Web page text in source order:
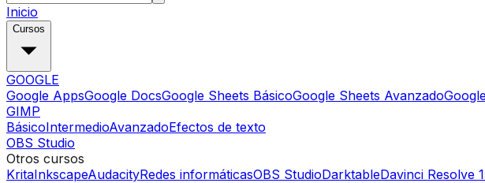
Inicio
Cursos
GOOGLE
Google AppsGoogle DocsGoogle Sheets BásicoGoogle Sheets Avanzado
GIMP
BásicoIntermedioAvanzadoEfectos de texto
OBS Studio
Otros cursos
KritaInkscapeAudacityRedes informáticasOBS StudioDarktableDavinci Resolve